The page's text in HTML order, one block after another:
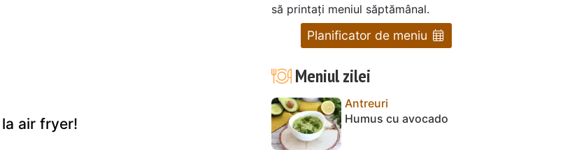
air fryer!
să printați meniul săptămânal.
Planificator de meniu
Meniul zilei
Antreuri
Humus cu avocado